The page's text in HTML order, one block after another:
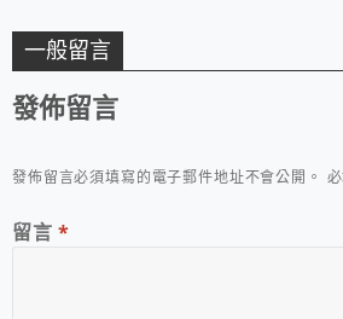
一般留言
發佈留言
發佈留言必須填寫的電子郵件地址不會公開。
留言 *